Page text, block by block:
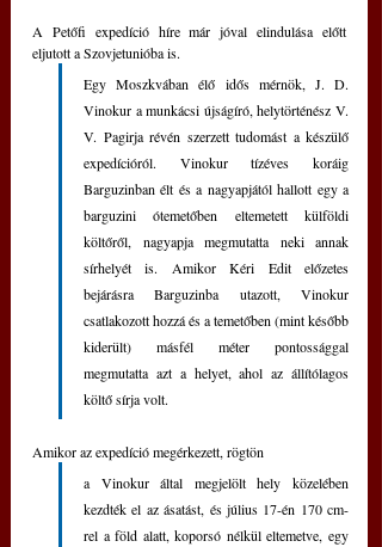
A Petőfi expedíció híre már jóval elindulása előtt
eljutott a Szovjetunióba is.
Egy Moszkvában élő idős mérnök, J. D.
Vinokur a munkácsi újságíró, helytörténész V.
V. Pagirja révén szerzett tudomást a készülő
expedícióról. Vinokur tízéves koráig
Barguzinban élt és a nagyapjától hallott egy a
barguzini ótemetőben eltemetett külföldi
költőről, nagyapja megmutatta neki annak
sírhelyét is. Amikor Kéri Edit előzetes
bejárásra Barguzinba utazott, Vinokur
csatlakozott hozzá és a temetőben (mint később
kiderült) másfél méter pontossággal
megmutatta azt a helyet, ahol az állítólagos
költő sírja volt.
Amikor az expedíció megérkezett, rögtön
a Vinokur által megjelölt hely közelében
kezdték el az ásatást, és július 17-én 170 cm-
rel a föld alatt, koporsó nélkül eltemetve, egy